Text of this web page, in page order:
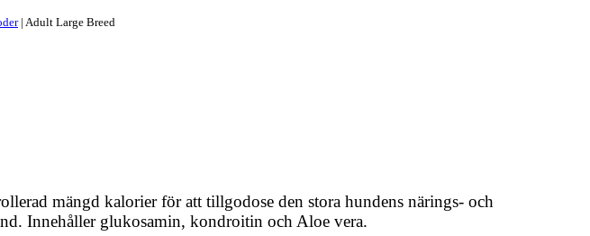
| Adult Large Breed
mängd kalorier för att tillgodose den stora hundens närings- och
Innehåller glukosamin, kondroitin och Aloe vera.